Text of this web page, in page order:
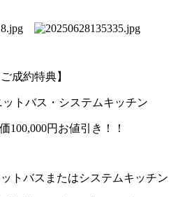
ご成約特典】
トバス・システムキッチン
100,000円お値引き！！
トバスまたはシステムキッチン